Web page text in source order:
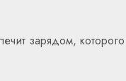
зарядом, которого